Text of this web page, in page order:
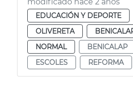
EDUCACIÓN Y DEPORTE
OLIVERETA
NORMAL
BENICALAP
ESCOLES
REFORMA